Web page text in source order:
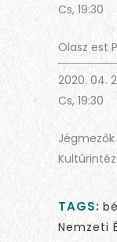
Cs, 19:30
Olasz est
2020. 04.
Cs, 19:30
TAGS:
Nemzeti